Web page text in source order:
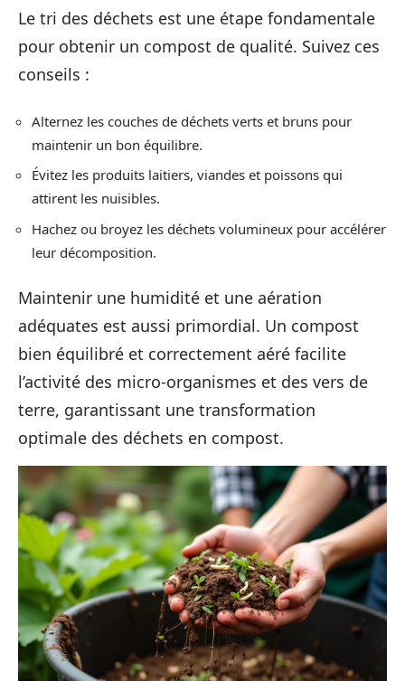
Le tri des déchets est une étape fondamentale
pour obtenir un compost de qualité. Suivez ces
conseils :
Alternez les couches de déchets verts et bruns pour
maintenir un bon équilibre.
Évitez les produits laitiers, viandes et poissons qui
attirent les nuisibles.
Hachez ou broyez les déchets volumineux pour accélérer
leur décomposition.
Maintenir une humidité et une aération
adéquates est aussi primordial. Un compost
bien équilibré et correctement aéré facilite
l’activité des micro-organismes et des vers de
terre, garantissant une transformation
optimale des déchets en compost.